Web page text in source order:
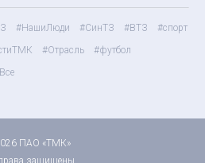
#НашиЛюди #СинТЗ #ВТЗ
#спорт
#Отрасль
#футбол
Все
ПАО «ТМК»
защищены